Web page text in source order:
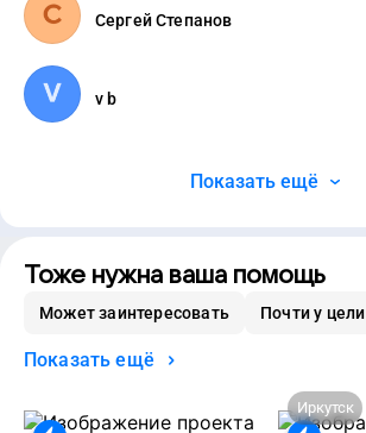
Сергей Степанов
v b
Показать ещё
Тоже нужна ваша помощь
Может заинтересовать Почти у цели
Показать ещё
Иркутск